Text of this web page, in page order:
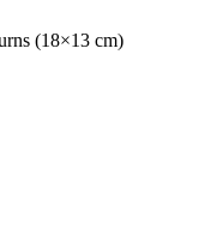
(18×13 cm)